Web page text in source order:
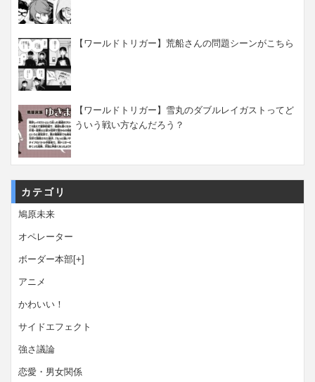
【ワールドトリガー】荒船さんの問題シーンがこちら
【ワールドトリガー】雪丸のダブルレイガストってど
ういう戦い方なんだろう？
カテゴリ
鳩原未来
オペレーター
ボーダー本部[+]
アニメ
かわいい！
サイドエフェクト
強さ議論
恋愛・男女関係